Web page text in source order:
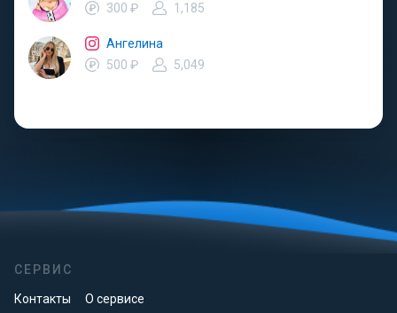
300 ₽
1,185
Ангелина
500 ₽
5,049
СЕРВИС
Контакты О сервисе